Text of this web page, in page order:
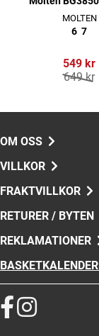
MOLTEN
6 7
549 kr
649 kr
OM OSS
VILLKOR
FRAKTVILLKOR
RETURER / BYTEN
REKLAMATIONER